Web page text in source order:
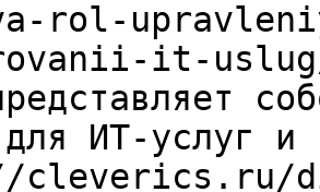
rol-
it-
для ИТ-услуг и
cleverics.ru/